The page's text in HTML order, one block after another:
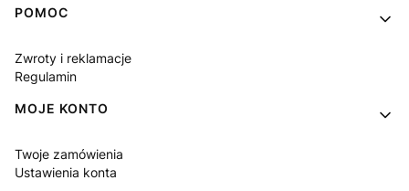
Linki w stopce
POMOC
Zwroty i reklamacje
Regulamin
MOJE KONTO
Twoje zamówienia
Ustawienia konta